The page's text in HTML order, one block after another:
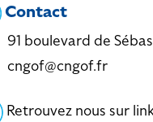
Contact
91 boulevard de
cngof@cngof.fr
Retrouvez nous sur